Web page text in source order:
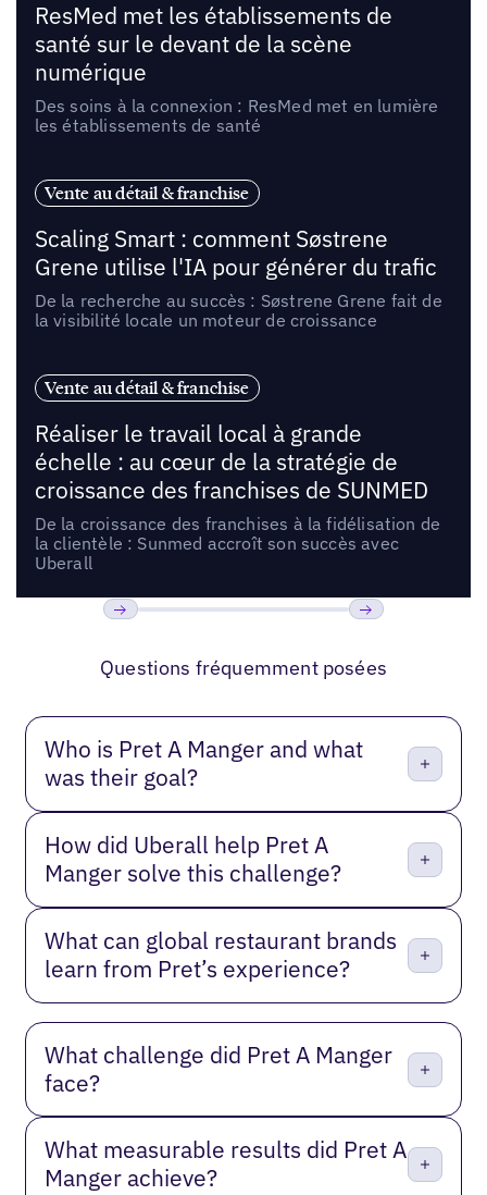
ResMed met les établissements de
santé sur le devant de la scène
numérique
Des soins à la connexion : ResMed met en lumière
les établissements de santé
Vente au détail & franchise
Scaling Smart : comment Søstrene
Grene utilise l'IA pour générer du trafic
De la recherche au succès : Søstrene Grene fait de
la visibilité locale un moteur de croissance
Vente au détail & franchise
Réaliser le travail local à grande
échelle : au cœur de la stratégie de
croissance des franchises de SUNMED
De la croissance des franchises à la fidélisation de
la clientèle : Sunmed accroît son succès avec
Uberall
Questions fréquemment posées
Who is Pret A Manger and what
was their goal?
How did Uberall help Pret A
Manger solve this challenge?
What can global restaurant brands
learn from Pret’s experience?
What challenge did Pret A Manger
face?
What measurable results did Pret A
Manger achieve?